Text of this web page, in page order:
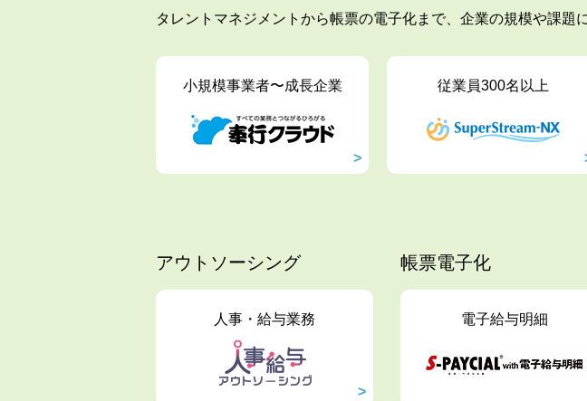
タレントマネジメントから帳票の電子化まで、企業の規模や課題
小規模事業者〜成長企業 従業員300名以上
アウトソーシング
人事・給与業務
帳票電子化
電子給与明細